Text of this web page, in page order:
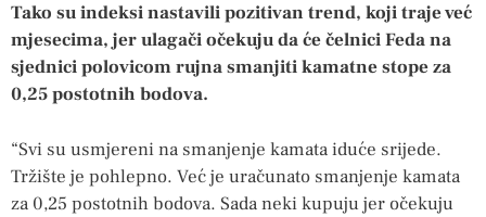
Tako su indeksi nastavili pozitivan trend, koji traje već
mjesecima, jer ulagači očekuju da će čelnici Feda na
sjednici polovicom rujna smanjiti kamatne stope za
0,25 postotnih bodova.
“Svi su usmjereni na smanjenje kamata iduće srijede.
Tržište je pohlepno. Već je uračunato smanjenje kamata
za 0,25 postotnih bodova. Sada neki kupuju jer očekuju